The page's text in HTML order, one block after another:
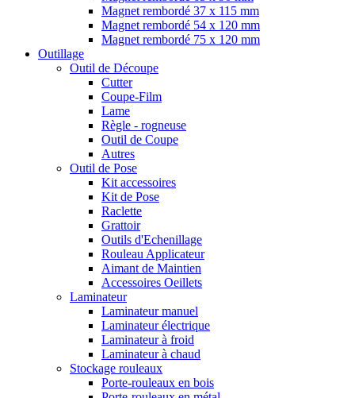
Magnet rembordé 37 x 115 mm
Magnet rembordé 54 x 120 mm
Magnet rembordé 75 x 120 mm
Outillage
Outil de Découpe
Cutter
Coupe-Film
Lame
Règle - rogneuse
Outil de Coupe
Autres
Outil de Pose
Kit accessoires
Kit de Pose
Raclette
Grattoir
Outils d'Echenillage
Rouleau Applicateur
Aimant de Maintien
Accessoires Oeillets
Laminateur
Laminateur manuel
Laminateur électrique
Laminateur à froid
Laminateur à chaud
Stockage rouleaux
Porte-rouleaux en bois